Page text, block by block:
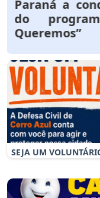
DE CERRO
SEJA UM